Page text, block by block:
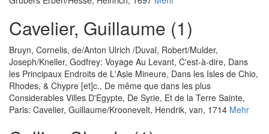
Cavelier, Guillaume (1)
Bruyn, Cornelis, de/Anton Ulrich /Duval, Robert/Mulder,
Joseph/Kneller, Godfrey: Voyage Au Levant, C'est-à-dire, Dans
les Principaux Endroits de L'Asie Mineure, Dans les Isles de Chio,
Rhodes, & Chypre [et]c., De même que dans les plus
Considerables Villes D'Egypte, De Syrie, Et de la Terre Sainte,
Paris: Cavelier, Guillaume/Kroonevelt, Hendrik, van, 1714 Mehr